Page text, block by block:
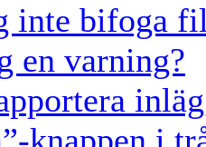
inte bifoga
en varning?